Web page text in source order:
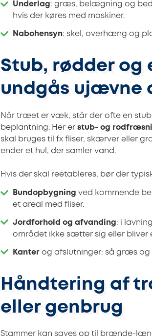
Underlag: græs, belægning og
hvis der køres med maskiner.
Nabohensyn: skel, overhæng og
Stub, rødder og
undgås ujævne
Når træet er væk, står der ofte en
beplantning. Her er stub- og
skal bruges til fx fliser, skærver eller
ender et hul, der samler vand.
Hvis der skal reetableres, bør der
Bundopbygning ved kommende
et areal med fliser.
Jordforhold og afvanding: i
området ikke sætter sig eller bliver
Kanter og afslutninger: så græs og
Håndtering af
eller genbrug
Stammer kan saves op til brænde-